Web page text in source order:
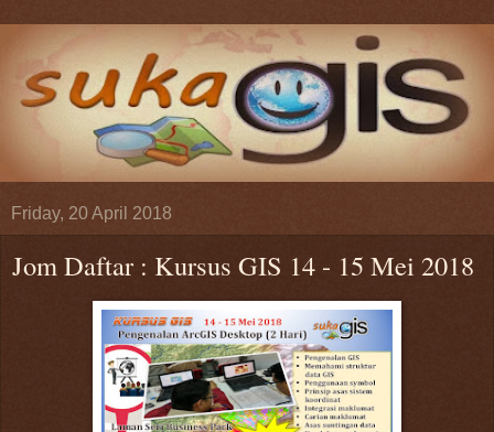
Friday, 20 April 2018
Jom Daftar : Kursus GIS 14 - 15 Mei 2018